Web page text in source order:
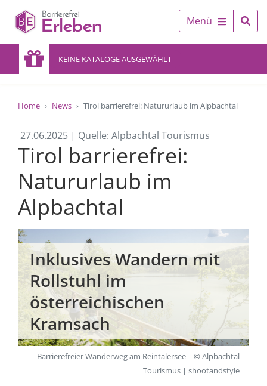
Menü
KEINE KATALOGE AUSGEWÄHLT
Home News Tirol barrierefrei: Natururlaub im Alpbachtal
27.06.2025 | Quelle: Alpbachtal Tourismus
Tirol barrierefrei:
Natururlaub im
Alpbachtal
Inklusives Wandern mit
Rollstuhl im
österreichischen
Kramsach
Barrierefreier Wanderweg am Reintalersee | © Alpbachtal
Tourismus | shootandstyle